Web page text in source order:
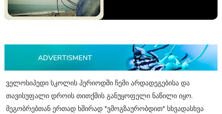
ველოსიპედი სკოლის პერიოდში ჩემი არდადეგებისა და
თავისუფალი დროის თითქმის განუყოფელი ნაწილი იყო.
მეგობრებთან ერთად ხშირად "ვმოგზაურობდით" სხვადასხვა